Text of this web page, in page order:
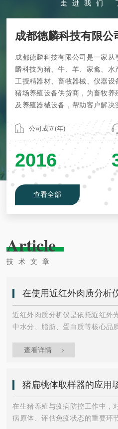
走进我们
成都德麟科技有限公
成都德麟科技有限公司是一家
麟科技为猪、牛、羊、家禽、水
工授精器材、畜牧器械、仪器
猪场养殖设备供货商，为畜牧
及养殖器械设备，帮助客户解决
器材及技术支持●提供猪场整体
公司成立(年)
2016
查看全部
Article
技术文章
在使用近红外肉质分析
近红外肉质分析仪是依托近红外
中水分、脂肪、蛋白质等核心品
宰、食品加工、品质监管等场
肪、蛋白质、pH值等多项指标结
不会破坏样品本身，检测后的肉
不会造成物料浪费。‌数据溯源全‌
查看详情
猪扁桃体取样器的应用
在生猪养殖与疫病防控工作中，
病原体、评估免疫状态的重要环